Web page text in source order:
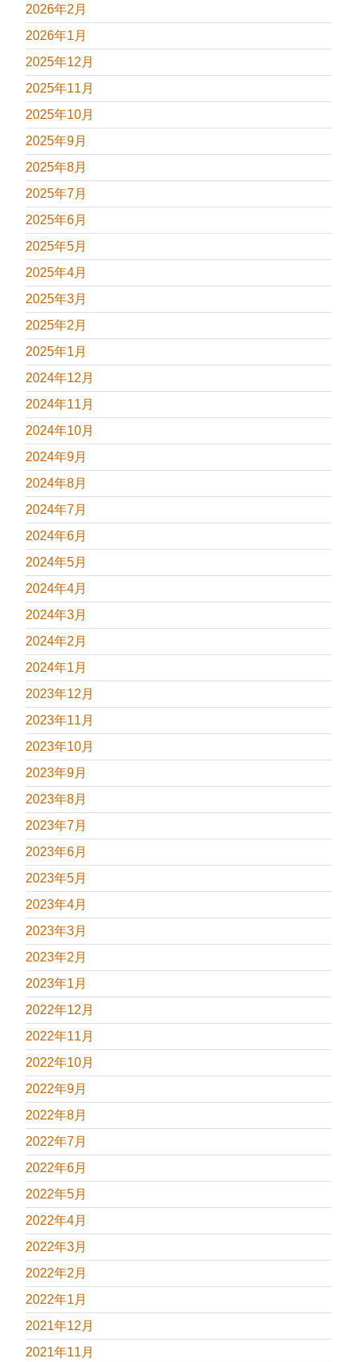
2026年2月
2026年1月
2025年12月
2025年11月
2025年10月
2025年9月
2025年8月
2025年7月
2025年6月
2025年5月
2025年4月
2025年3月
2025年2月
2025年1月
2024年12月
2024年11月
2024年10月
2024年9月
2024年8月
2024年7月
2024年6月
2024年5月
2024年4月
2024年3月
2024年2月
2024年1月
2023年12月
2023年11月
2023年10月
2023年9月
2023年8月
2023年7月
2023年6月
2023年5月
2023年4月
2023年3月
2023年2月
2023年1月
2022年12月
2022年11月
2022年10月
2022年9月
2022年8月
2022年7月
2022年6月
2022年5月
2022年4月
2022年3月
2022年2月
2022年1月
2021年12月
2021年11月